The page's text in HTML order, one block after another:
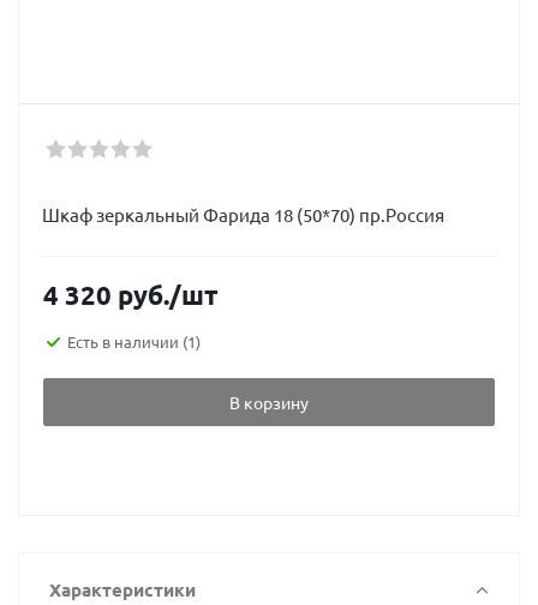
Шкаф зеркальный Фарида 18 (50*70) пр.Россия
4 320 руб./шт
Есть в наличии (1)
В корзину
Характеристики